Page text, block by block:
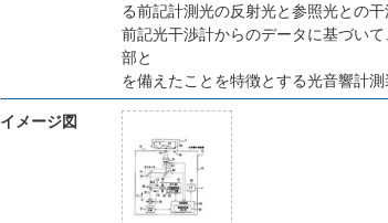
る前記計測光の反射光と参照光との
前記光干渉計からのデータに基づい
部と
を備えたことを特徴とする光音響計測
イメージ図